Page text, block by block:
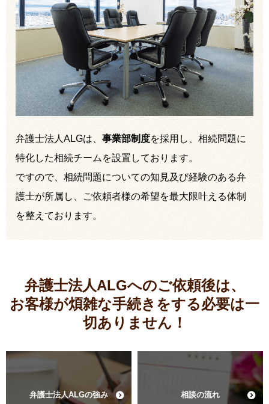
弁護士法人ALGは、 事業部制度を採用し、相続問題に
特化した相続チームを設置しております。
ですので、相続問題についての知見及び経験のある弁
護士が所属し、ご依頼者様の希望を最大限叶える体制
を整えております。
弁護士法人ALGへのご依頼後は、
お客様が煩雑な手続きをする必要は一
切ありません！
弁護士法人ALGの強み 相談の流れ